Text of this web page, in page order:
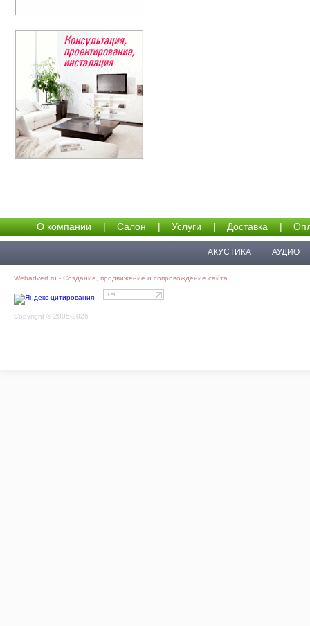
О компании | Салон | Услуги | Доставка |
АКУСТИКА АУДИО
Webadvert.ru - Создание, продвижение и сопровождение сайта
Copyright © 2005-2026